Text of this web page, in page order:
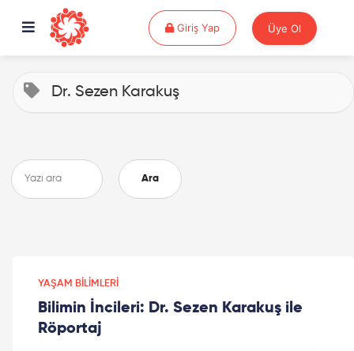
Giriş YapGiriş Yap Üye Ol
Dr. Sezen Karakuş
Ara
YAŞAM BILIMLERI
Bilimin İncileri: Dr. Sezen Karakuş ile
Röportaj